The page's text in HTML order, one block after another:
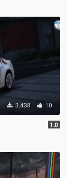
3.438 10
1.0